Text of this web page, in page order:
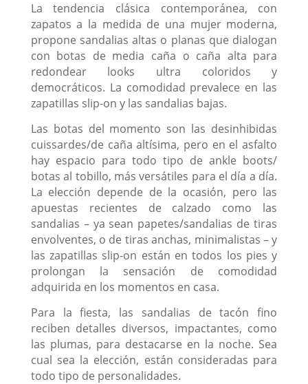
La tendencia clásica contemporánea, con
zapatos a la medida de una mujer moderna,
propone sandalias altas o planas que dialogan
con botas de media caña o caña alta para
redondear looks ultra coloridos y
democráticos. La comodidad prevalece en las
zapatillas slip-on y las sandalias bajas.
Las botas del momento son las desinhibidas
cuissardes/de caña altísima, pero en el asfalto
hay espacio para todo tipo de ankle boots/
botas al tobillo, más versátiles para el día a día.
La elección depende de la ocasión, pero las
apuestas recientes de calzado como las
sandalias – ya sean papetes/sandalias de tiras
envolventes, o de tiras anchas, minimalistas – y
las zapatillas slip-on están en todos los pies y
prolongan la sensación de comodidad
adquirida en los momentos en casa.
Para la fiesta, las sandalias de tacón fino
reciben detalles diversos, impactantes, como
las plumas, para destacarse en la noche. Sea
cual sea la elección, están consideradas para
todo tipo de personalidades.